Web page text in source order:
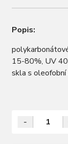
Popis:
15-80%, UV
skla s oleofobní
skel ANTI-
-